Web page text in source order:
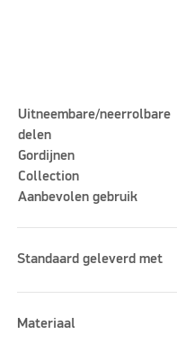
Uitneembare/neerrolbare
delen
Gordijnen
Collection
Aanbevolen gebruik
Standaard geleverd met
Materiaal